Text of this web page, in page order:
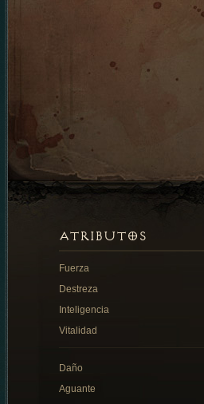
ATRIBUTOS
Fuerza
Destreza
Inteligencia
Vitalidad
Daño
Aguante